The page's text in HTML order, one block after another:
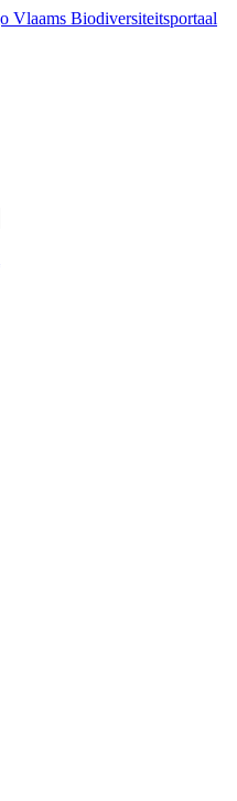
Vlaams Biodiversiteitsportaal